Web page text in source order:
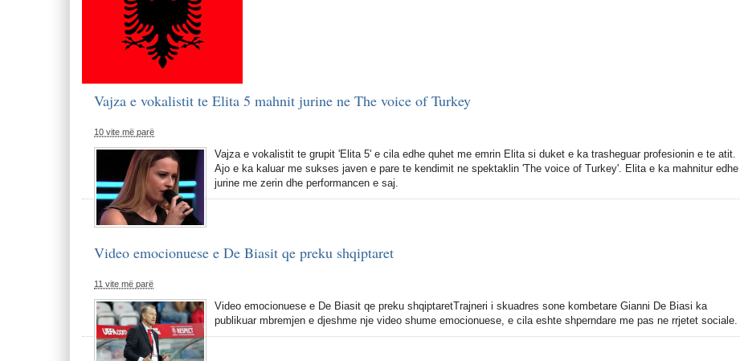
Vajza e vokalistit te Elita 5 mahnit jurine ne The voice of Turkey
10 vite më parë
Vajza e vokalistit te grupit 'Elita 5' e cila edhe quhet me emrin Elita si duket e ka trasheguar profesionin e te atit.
Ajo e ka kaluar me sukses javen e pare te kendimit ne spektaklin 'The voice of Turkey'. Elita e ka mahnitur edhe
jurine me zerin dhe performancen e saj.
Video emocionuese e De Biasit qe preku shqiptaret
11 vite më parë
Video emocionuese e De Biasit qe preku shqiptaretTrajneri i skuadres sone kombetare Gianni De Biasi ka
publikuar mbremjen e djeshme nje video shume emocionuese, e cila eshte shperndare me pas ne rrjetet sociale.